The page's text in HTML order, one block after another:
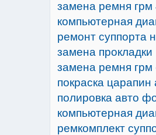
замена ремня грм
компьютерная
ремонт суппорта
замена
замена ремня грм
покраска царапин
полировка авто
компьютерная
ремкомплект